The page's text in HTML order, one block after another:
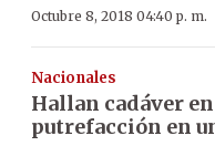
Octubre 8, 2018 04:40 p. m.
Nacionales
Hallan cadáver
putrefacción en